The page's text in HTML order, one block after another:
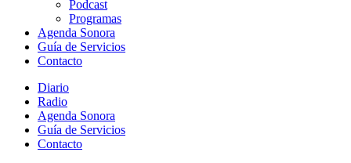
Podcast
Programas
Agenda Sonora
Guía de Servicios
Contacto
Diario
Radio
Agenda Sonora
Guía de Servicios
Contacto